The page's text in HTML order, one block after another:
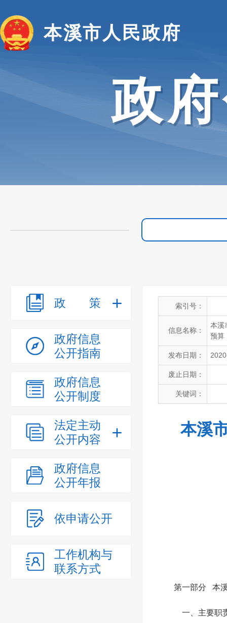
本溪市人民政府
政
政策
政府信息
公开指南
政府信息
公开制度
法定主动
公开内容
政府信息
公开年报
依申请公开
工作机构与
联系方式
索引号：
信息名称：
本溪
预算
发布日期：
废止日期：
关键词：
本溪
第一部分 本
一、主要职